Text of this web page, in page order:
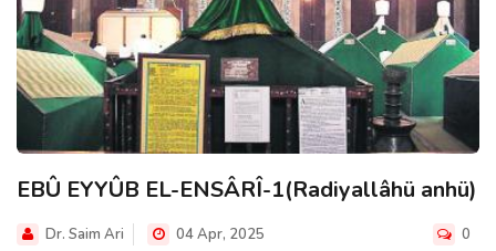
EBÛ EYYÛB EL-ENSÂRÎ-1(Radiyallâhü anhü)
Dr. Saim Ari 04 Apr, 2025 0